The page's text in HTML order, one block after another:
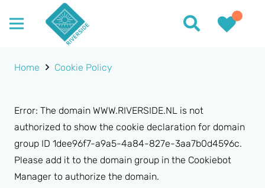
Home Cookie Policy
Error: The domain WWW.RIVERSIDE.NL is not
authorized to show the cookie declaration for domain
group ID 1dee96f7-a9a5-4a84-827e-3aa7b0d4596c.
Please add it to the domain group in the Cookiebot
Manager to authorize the domain.